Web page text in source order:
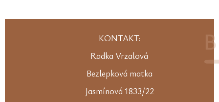
KONTAKT:
Radka Vrzalová
Bezlepková matka
Jasmínová 1833/22